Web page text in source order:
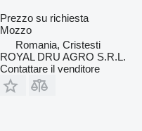
Prezzo su richiesta
Mozzo
Romania, Cristesti
ROYAL DRU AGRO S.R.L.
Contattare il venditore